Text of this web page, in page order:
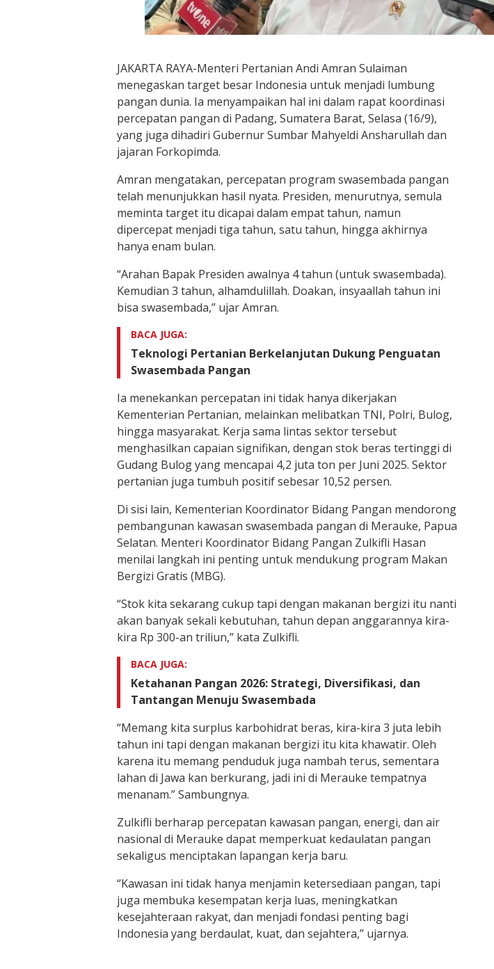
JAKARTA RAYA-Menteri Pertanian Andi Amran Sulaiman
menegaskan target besar Indonesia untuk menjadi lumbung
pangan dunia. Ia menyampaikan hal ini dalam rapat koordinasi
percepatan pangan di Padang, Sumatera Barat, Selasa (16/9),
yang juga dihadiri Gubernur Sumbar Mahyeldi Ansharullah dan
jajaran Forkopimda.
Amran mengatakan, percepatan program swasembada pangan
telah menunjukkan hasil nyata. Presiden, menurutnya, semula
meminta target itu dicapai dalam empat tahun, namun
dipercepat menjadi tiga tahun, satu tahun, hingga akhirnya
hanya enam bulan.
“Arahan Bapak Presiden awalnya 4 tahun (untuk swasembada).
Kemudian 3 tahun, alhamdulillah. Doakan, insyaallah tahun ini
bisa swasembada,” ujar Amran.
BACA JUGA:
Teknologi Pertanian Berkelanjutan Dukung Penguatan
Swasembada Pangan
Ia menekankan percepatan ini tidak hanya dikerjakan
Kementerian Pertanian, melainkan melibatkan TNI, Polri, Bulog,
hingga masyarakat. Kerja sama lintas sektor tersebut
menghasilkan capaian signifikan, dengan stok beras tertinggi di
Gudang Bulog yang mencapai 4,2 juta ton per Juni 2025. Sektor
pertanian juga tumbuh positif sebesar 10,52 persen.
Di sisi lain, Kementerian Koordinator Bidang Pangan mendorong
pembangunan kawasan swasembada pangan di Merauke, Papua
Selatan. Menteri Koordinator Bidang Pangan Zulkifli Hasan
menilai langkah ini penting untuk mendukung program Makan
Bergizi Gratis (MBG).
“Stok kita sekarang cukup tapi dengan makanan bergizi itu nanti
akan banyak sekali kebutuhan, tahun depan anggarannya kira-
kira Rp 300-an triliun,” kata Zulkifli.
BACA JUGA:
Ketahanan Pangan 2026: Strategi, Diversifikasi, dan
Tantangan Menuju Swasembada
“Memang kita surplus karbohidrat beras, kira-kira 3 juta lebih
tahun ini tapi dengan makanan bergizi itu kita khawatir. Oleh
karena itu memang penduduk juga nambah terus, sementara
lahan di Jawa kan berkurang, jadi ini di Merauke tempatnya
menanam.” Sambungnya.
Zulkifli berharap percepatan kawasan pangan, energi, dan air
nasional di Merauke dapat memperkuat kedaulatan pangan
sekaligus menciptakan lapangan kerja baru.
“Kawasan ini tidak hanya menjamin ketersediaan pangan, tapi
juga membuka kesempatan kerja luas, meningkatkan
kesejahteraan rakyat, dan menjadi fondasi penting bagi
Indonesia yang berdaulat, kuat, dan sejahtera,” ujarnya.